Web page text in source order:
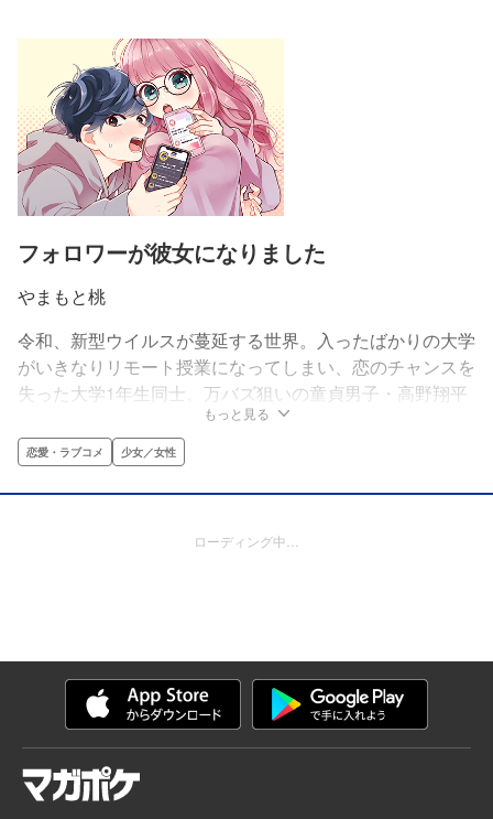
フォロワーが彼女になりました
やまもと桃
令和、新型ウイルスが蔓延する世界。入ったばかりの大学
がいきなりリモート授業になってしまい、恋のチャンスを
失った大学1年生同士。万バズ狙いの童貞男子・高野翔平
（SNSアカウント名：メガ鈍器）と、コンビニ勤務の鈍
感女子・笹倉寧々（SNSアカウント名：ねね）の、互い
が生きる希望になる、SNSから始まる奇跡的ピュアラブ
コメ！
もっと見る
恋愛・ラブコメ 少女／女性
ローディング中…